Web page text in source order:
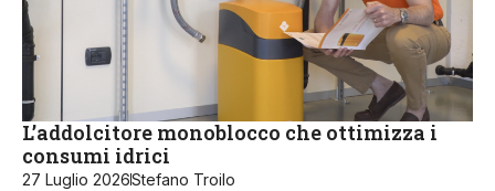
L’addolcitore monoblocco che ottimizza i
consumi idrici
27 Luglio 2026Stefano Troilo